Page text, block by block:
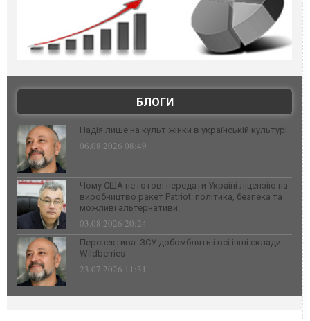
БЛОГИ
Надія лише на культ жінки в українській культурі
06.08.2026 08:49
Чому США не готові передати Україні ліцензію на
виробництво ракет Patriot: політика, безпека та
можливі альтернативи
03.08.2026 20:24
Перспектива: ЗСУ добомблять і всі інші склади
Wildberries
23.07.2026 11:31